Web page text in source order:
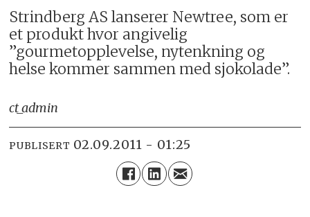
Strindberg AS lanserer Newtree, som er
et produkt hvor angivelig
”gourmetopplevelse, nytenkning og
helse kommer sammen med sjokolade”.
ct_admin
PUBLISERT 02.09.2011 - 01:25